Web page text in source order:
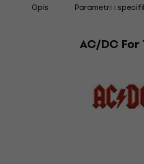
Opis Parametri i
AC/DC